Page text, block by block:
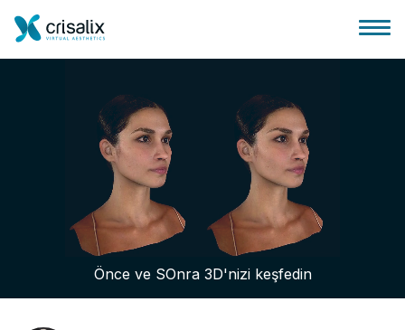
Cerrah ana sayfası
3D İş Platformu
Önce ve SOnra 3D'nizi keşfedin